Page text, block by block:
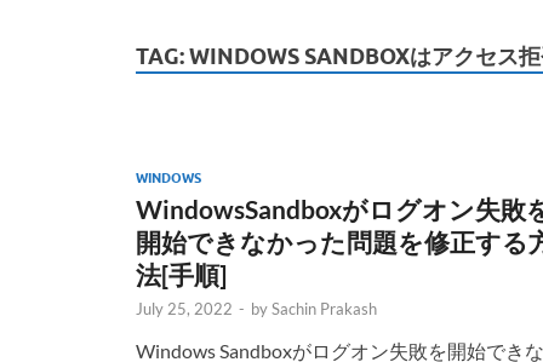
TAG:WINDOWS SANDBOXはアクセス
WINDOWS
WindowsSandboxがログオン失敗
開始できなかった問題を修正する
法[手順]
July 25, 2022 - bySachin Prakash
Windows Sandboxがログオン失敗を開始できな